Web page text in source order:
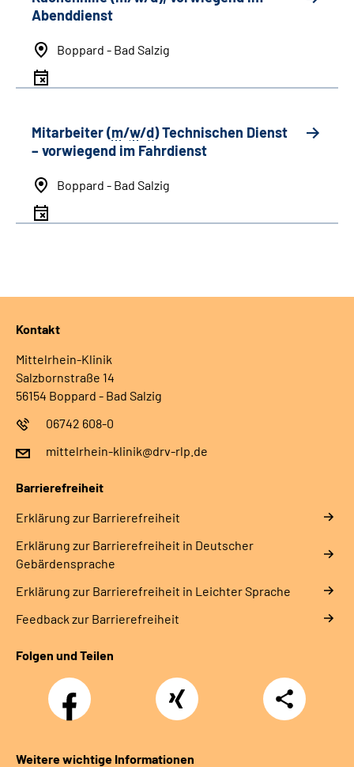
Abenddienst
Boppard - Bad Salzig
Mitarbeiter (m/w/d) Technischen Dienst
– vorwiegend im Fahrdienst
Boppard - Bad Salzig
Kontakt
Mittelrhein-Klinik
Salzbornstraße 14
56154 Boppard - Bad Salzig
06742 608-0
mittelrhein-klinik@drv-rlp.de
Barrierefreiheit
Erklärung zur Barrierefreiheit
Erklärung zur Barrierefreiheit in Deutscher
Gebärdensprache
Erklärung zur Barrierefreiheit in Leichter Sprache
Feedback zur Barrierefreiheit
Folgen und Teilen
Facebook Xing
Teilen
Weitere wichtige Informationen